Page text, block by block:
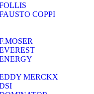
COPPI
MERCKX